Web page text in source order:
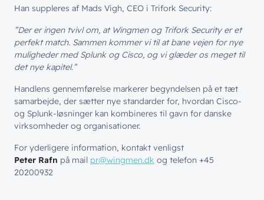
Han suppleres af Mads Vigh, CEO i Trifork Security:
”Der er ingen tvivl om, at Wingmen og Trifork Security er et
perfekt match. Sammen kommer vi til at bane vejen for nye
muligheder med Splunk og Cisco, og vi glæder os meget til
det nye kapitel.”
Handlens gennemførelse markerer begyndelsen på et tæt
samarbejde, der sætter nye standarder for, hvordan Cisco-
og Splunk-løsninger kan kombineres til gavn for danske
virksomheder og organisationer.
For yderligere information, kontakt venligst
Peter Rafn på mail pr@wingmen.dk og telefon +45
20200932